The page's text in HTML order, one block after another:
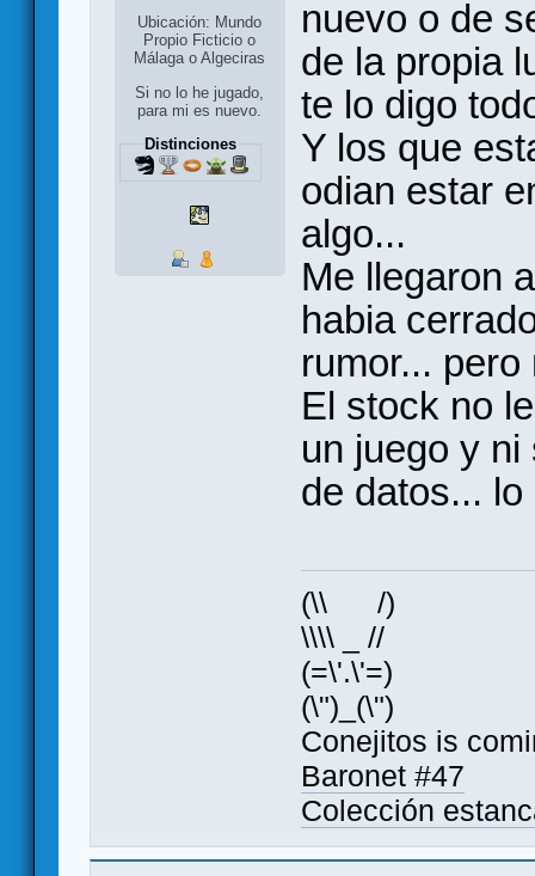
Ubicación: Mundo
Propio Ficticio o
Málaga o Algeciras
Si no lo he jugado,
para mi es nuevo.
Distinciones
nuevo o de
de la propia
te lo digo
Y los que
odian estar
algo...
Me llegaron
habia
rumor...
El stock no
un juego y
de datos...
(\\ /)
\\\\ _ //
(=\'.\'=)
(\")_(\")
Conejitos is
Baronet #47
Colección